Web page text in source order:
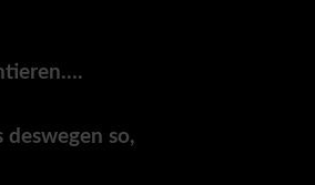
so,